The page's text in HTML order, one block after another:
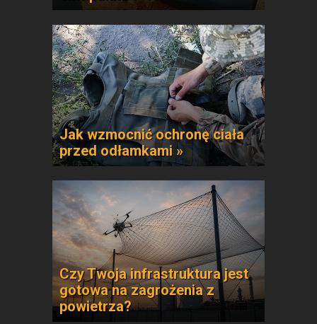
Jak wzmocnić ochronę ciała
przed odłamkami »
Czy Twoja infrastruktura jest
gotowa na zagrożenia z
powietrza?